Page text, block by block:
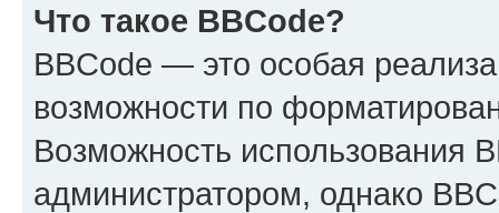
Что такое BBCode?
BBCode — это особая
возможности по
Возможность использования
администратором, однако